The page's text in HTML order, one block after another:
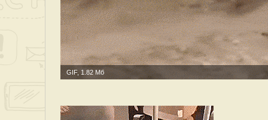
GIF, 1.82 Мб